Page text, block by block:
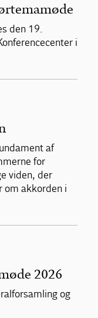
den 19.
i
af
for
viden, der
om akkorden i
2026
og